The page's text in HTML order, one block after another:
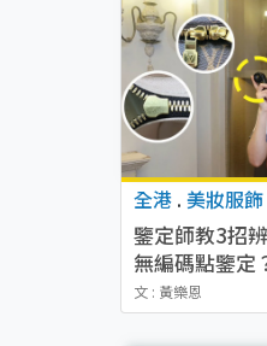
全港 . 美妝服飾
鑒定師教3招
無編碼點鑒定
暗藏玄機！
文 : 黃樂恩